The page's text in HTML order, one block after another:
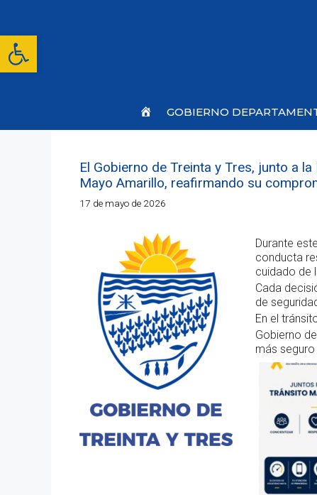
Abrir barra de herramientas
contenido
Inicio
GOBIERNO
El Gobierno de Treinta y Tres, junto a
Mayo Amarillo, reafirmando su
17 de mayo de 2026
Durante
conducta
cuidado de
Cada
de
En el
Gobierno
más